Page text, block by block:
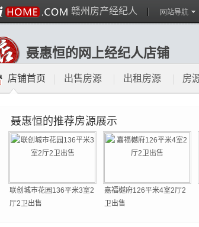
赣州房产经纪人 网站导航
聂惠恒的网上经纪人店铺
店铺首页 出售房源 出租房源 房
聂惠恒的推荐房源展示
联创城市花园136平米3室2
厅2卫出售
嘉福樾府126平米4室2厅2
卫出售